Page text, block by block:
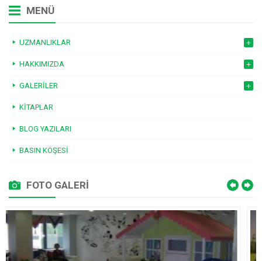
ve tehlikeli olduğu...
MENÜ
UZMANLIKLAR
HAKKIMIZDA
GALERILER
KITAPLAR
BLOG YAZILARI
BASIN KÖŞESI
FOTO GALERİ